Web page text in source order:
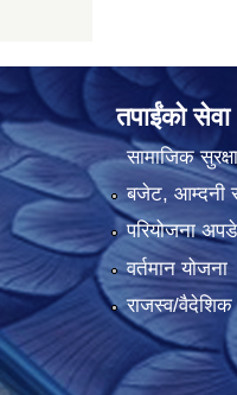
तपाईंको सेवा
सामाजिक सुरक्षा
बजेट, आम्दनी
परियोजना
वर्तमान योजना
राजस्व/वैदेशिक